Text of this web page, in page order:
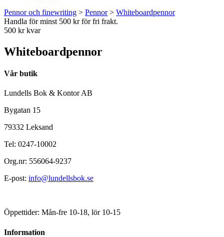
Pennor och finewriting > Pennor> Whiteboardpennor
Handla för minst 500 kr för fri frakt.
500 kr kvar
Whiteboardpennor
Vår butik
Lundells Bok & Kontor AB
Bygatan 15
79332 Leksand
Tel: 0247-10002
Org.nr: 556064-9237
E-post: info@lundellsbok.se
Öppettider: Mån-fre 10-18, lör 10-15
Information